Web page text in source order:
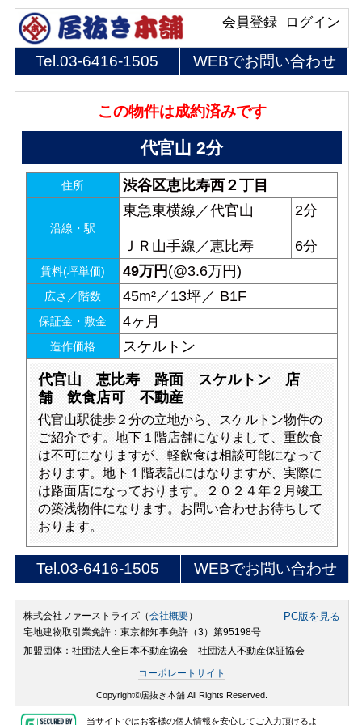
ログイン
会員登録
Tel.03-6416-1505 WEBでお問い合わせ
この物件は成約済みです
代官山 2分
住所 渋谷区恵比寿西２丁目
沿線・駅
東急東横線／代官山
ＪＲ山手線／恵比寿
2分
6分
賃料(坪単価) 49万円 (@3.6万円)
広さ／階数 45m²／13坪／ B1F
保証金・敷金 4ヶ月
造作価格 スケルトン
代官山 恵比寿 路面 スケルトン 店
舗 飲食店可 不動産
代官山駅徒歩２分の立地から、スケルトン物件の
ご紹介です。地下１階店舗になりまして、重飲食
は不可になりますが、軽飲食は相談可能になって
おります。地下１階表記にはなりますが、実際に
は路面店になっております。２０２４年２月竣工
の築浅物件になります。お問い合わせお待ちして
おります。
Tel.03-6416-1505 WEBでお問い合わせ
株式会社ファーストライズ（会社概要） PC版を見る
宅地建物取引業免許：東京都知事免許（3）第95198号
加盟団体：社団法人全日本不動産協会 社団法人不動産保証協会
コーポレートサイト
Copyright©居抜き本舗 All Rights Reserved.
当サイトではお客様の個人情報を安心してご入力頂けるよ